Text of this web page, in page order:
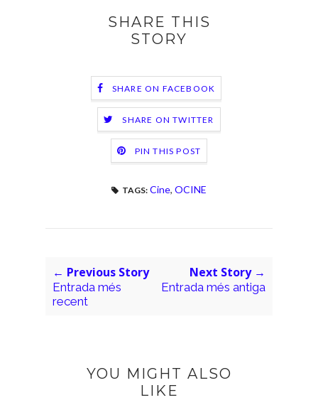
SHARE THIS
STORY
SHARE ON FACEBOOK
SHARE ON TWITTER
PIN THIS POST
TAGS: Cine, OCINE
← Previous Story
Entrada més
recent
Next Story →
Entrada més antiga
YOU MIGHT ALSO
LIKE